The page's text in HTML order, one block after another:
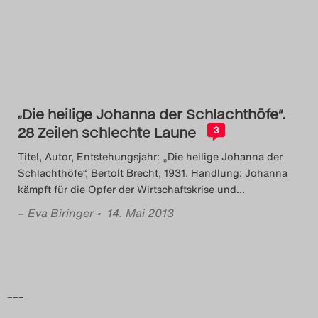
2015
Das Theatertreffen-Blog
2016
Das Theatertreffen-Blog
„Die heilige Johanna der Schlachthöfe“.
28 Zeilen schlechte Laune
3
Titel, Autor, Entstehungsjahr: „Die heilige Johanna der
Schlachthöfe“, Bertolt Brecht, 1931. Handlung: Johanna
kämpft für die Opfer der Wirtschaftskrise und…
– Eva Biringer • 14. Mai 2013
–––